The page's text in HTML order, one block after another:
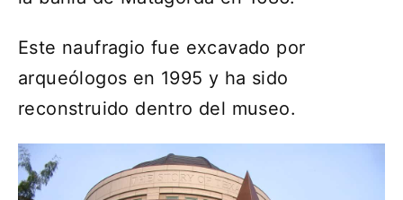
Este naufragio fue excavado por
arqueólogos en 1995 y ha sido
reconstruido dentro del museo.